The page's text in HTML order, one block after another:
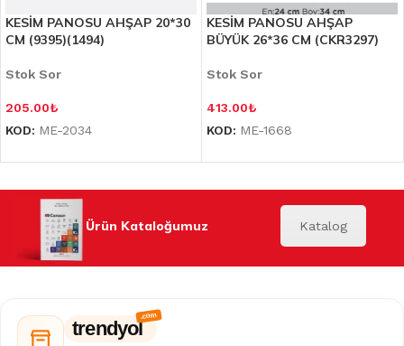
KESİM PANOSU AHŞAP 20*30
CM (9395)(1494)
Stok Sor
205.00₺
KOD: ME-2034
KESİM PANOSU AHŞAP
BÜYÜK 26*36 CM (CKR3297)
Stok Sor
413.00₺
KOD: ME-1668
Ürün Kataloğumuz Katalog
trendyol